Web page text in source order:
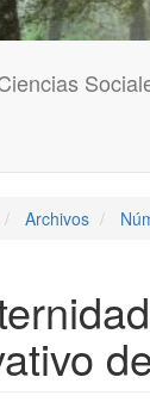
Archivos